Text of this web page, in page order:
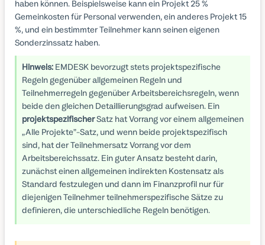
haben können. Beispielsweise kann ein Projekt 25 %
Gemeinkosten für Personal verwenden, ein anderes Projekt 15
%, und ein bestimmter Teilnehmer kann seinen eigenen
Sonderzinssatz haben.
Hinweis: EMDESK bevorzugt stets projektspezifische
Regeln gegenüber allgemeinen Regeln und
Teilnehmerregeln gegenüber Arbeitsbereichsregeln, wenn
beide den gleichen Detaillierungsgrad aufweisen. Ein
projektspezifischerSatz hat Vorrang vor einem allgemeinen
„Alle Projekte”-Satz, und wenn beide projektspezifisch
sind, hat der Teilnehmersatz Vorrang vor dem
Arbeitsbereichssatz. Ein guter Ansatz besteht darin,
zunächst einen allgemeinen indirekten Kostensatz als
Standard festzulegen und dann im Finanzprofil nur für
diejenigen Teilnehmer teilnehmerspezifische Sätze zu
definieren, die unterschiedliche Regeln benötigen.